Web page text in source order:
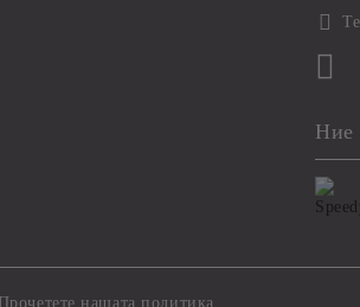
Ние
Прочетете нашата политика